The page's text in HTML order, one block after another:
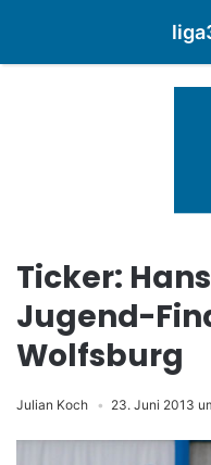
Ticker:
Jugend-
Wolfsburg
Julian Koch 23. Juni 2013